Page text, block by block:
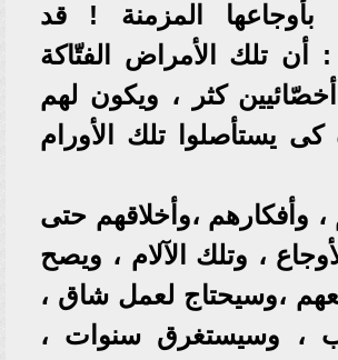
بأوجاعها المزمنة ! قد
أن تلك الأمراض الفتّاكة
كثر ، ويكون لهم
كى يستأصلوا تلك الأورام
وأفكارهم ،وأخلاقهم حتى
، وتلك الآلام ، ويصح
،وسيحتاج لعمل شاق ،
، وسيستغرق سنوات ،